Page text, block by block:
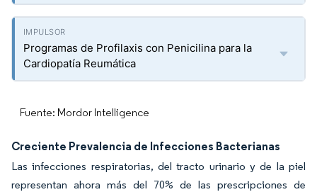
Programas de Profilaxis con Penicilina para la
Cardiopatía Reumática
Fuente: Mordor Intelligence
Creciente Prevalencia de Infecciones Bacterianas
Las infecciones respiratorias, del tracto urinario y de la piel
representan ahora más del 70% de las prescripciones de